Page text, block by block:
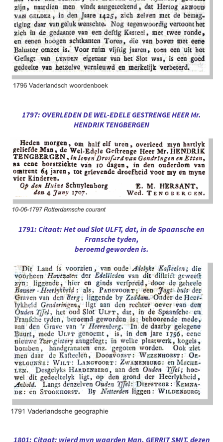
1797: OVERLEDEN DE WEL-EDELE GESTRENGE HEER Mr.
HENDRIK TENGBERGEN
1791: Citaat: Het oud Slot ULFT, dat, in de Spaansche en
Fransche tyden,
beroemd geworden is.
1801: Citaat: wierd myn waarden Man, GERRIT SMIT, dezen